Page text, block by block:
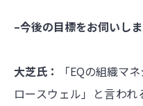
–今後の目標をお伺いしま
大芝氏：
「EQの組織マ
ロースウェル」と言わ